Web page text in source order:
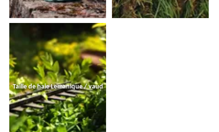
Taille de haie Lemanique / vaud